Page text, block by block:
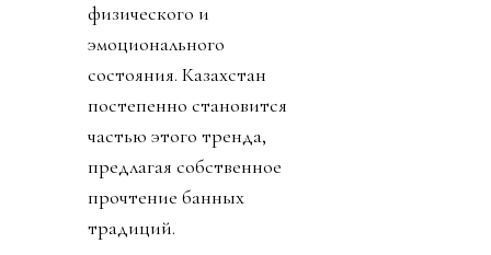
физического и
эмоционального
состояния. Казахстан
постепенно становится
частью этого тренда,
предлагая собственное
прочтение банных
традиций.